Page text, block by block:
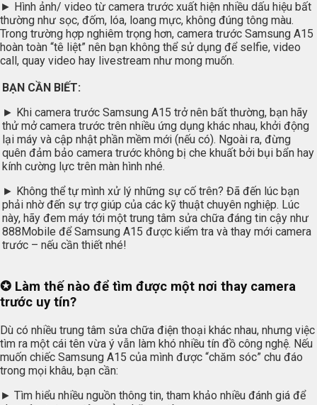
► Hình ảnh/ video từ camera trước xuất hiện nhiều dấu hiệu bất
thường như sọc, đốm, lóa, loang mực, không đúng tông màu.
Trong trường hợp nghiêm trọng hơn, camera trước Samsung A15
hoàn toàn “tê liệt” nên bạn không thể sử dụng để selfie, video
call, quay video hay livestream như mong muốn.
BẠN CẦN BIẾT:
► Khi camera trước Samsung A15 trở nên bất thường, bạn hãy
thử mở camera trước trên nhiều ứng dụng khác nhau, khởi động
lại máy và cập nhật phần mềm mới (nếu có). Ngoài ra, đừng
quên đảm bảo camera trước không bị che khuất bởi bụi bẩn hay
kính cường lực trên màn hình nhé.
► Không thể tự mình xử lý những sự cố trên? Đã đến lúc bạn
phải nhờ đến sự trợ giúp của các kỹ thuật chuyên nghiệp. Lúc
này, hãy đem máy tới một trung tâm sửa chữa đáng tin cậy như
888Mobile để Samsung A15 được kiểm tra và thay mới camera
trước – nếu cần thiết nhé!
✪ Làm thế nào để tìm được một nơi thay camera
trước uy tín?
Dù có nhiều trung tâm sửa chữa điện thoại khác nhau, nhưng việc
tìm ra một cái tên vừa ý vẫn làm khó nhiều tín đồ công nghệ. Nếu
muốn chiếc Samsung A15 của mình được “chăm sóc” chu đáo
trong mọi khâu, bạn cần:
► Tìm hiểu nhiều nguồn thông tin, tham khảo nhiều đánh giá để